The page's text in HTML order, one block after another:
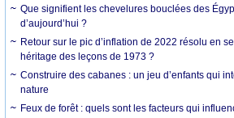
Que signifient les chevelures bouclées des
d’aujourd’hui ?
Retour sur le pic d’inflation de 2022 résolu en
héritage des leçons de 1973 ?
Construire des cabanes : un jeu d’enfants qui
nature
Feux de forêt : quels sont les facteurs qui